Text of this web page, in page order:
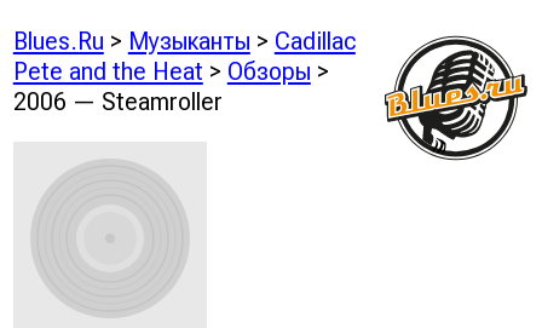
Blues.Ru > Музыканты > Cadillac
Pete and the Heat > Обзоры >
2006 — Steamroller